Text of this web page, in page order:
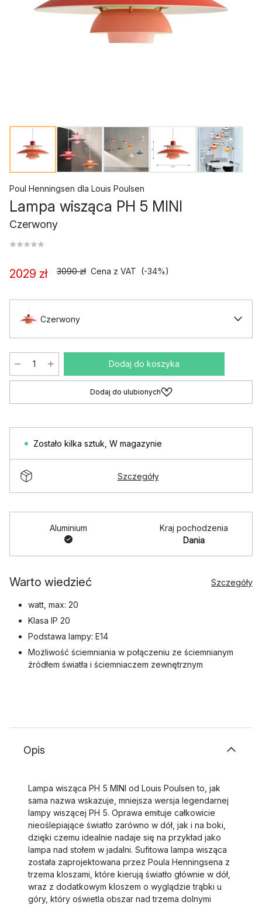
Poul Henningsen dla Louis Poulsen
Lampa wisząca PH 5 MINI
Czerwony
2029 zł 3090 zł Cena z VAT (-34%)
Czerwony
Dodaj do koszyka
Dodaj do ulubionych
Zostało kilka sztuk W magazynie
Szczegóły
Aluminium
Kraj pochodzenia
Dania
Warto wiedzieć Szczegóły
watt, max: 20
Klasa IP 20
Podstawa lampy: E14
Możliwość ściemniania w połączeniu ze ściemnianym
źródłem światła i ściemniaczem zewnętrznym
Opis
Lampa wisząca PH 5 MINI od Louis Poulsen to, jak
sama nazwa wskazuje, mniejsza wersja legendarnej
lampy wiszącej PH 5. Oprawa emituje całkowicie
nieoślepiające światło zarówno w dół, jak i na boki,
dzięki czemu idealnie nadaje się na przykład jako
lampa nad stołem w jadalni. Sufitowa lampa wisząca
została zaprojektowana przez Poula Henningsena z
trzema kloszami, które kierują światło głównie w dół,
wraz z dodatkowym kloszem o wyglądzie trąbki u
góry, który oświetla obszar nad trzema dolnymi